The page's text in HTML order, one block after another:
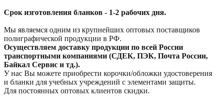
Срок изготовления бланков - 1-2 рабочих дня.
Мы являемся одним из крупнейших оптовых поставщиков
полиграфической продукции в РФ.
Осуществляем доставку продукции по всей России
транспортными компаниями (СДЕК, ПЭК, Почта России,
Байкал Сервис и тд.).
У нас Вы можете приобрести корочки/обложки удостоверения
и бланки для учебных учреждений с элементами защиты.
Для постоянных оптовых клиентов скидки.